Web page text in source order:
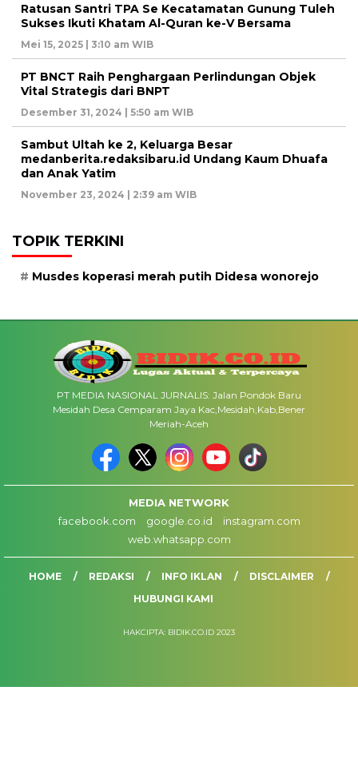
Ratusan Santri TPA Se Kecatamatan Gunung Tuleh
Sukses Ikuti Khatam Al-Quran ke-V Bersama
Mei 15, 2025 | 3:10 am WIB
PT BNCT Raih Penghargaan Perlindungan Objek
Vital Strategis dari BNPT
Desember 31, 2024 | 5:50 am WIB
Sambut Ultah ke 2, Keluarga Besar
medanberita.redaksibaru.id Undang Kaum Dhuafa
dan Anak Yatim
November 23, 2024 | 2:39 am WIB
TOPIK TERKINI
Musdes koperasi merah putih Didesa wonorejo
PT MEDIA NASIONAL JURNALIS: Jalan Pondok Baru
Mesidah Desa Cemparam Jaya Kac,Mesidah,Kab,Bener
Meriah-Aceh
MEDIA NETWORK
facebook.com
google.co.id
instagram.com
web.whatsapp.com
HOME REDAKSI INFO IKLAN
DISCLAIMER
HUBUNGI KAMI
HAKCIPTA: BIDIK.CO.ID 2023